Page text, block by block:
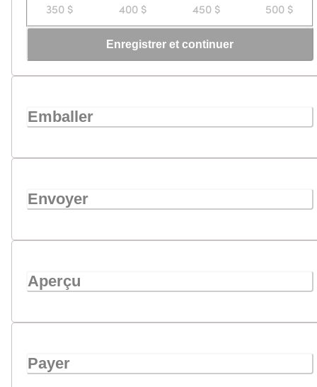
350 $ 400 $ 450 $ 500 $
Enregistrer et continuer
Emballer
Envoyer
Aperçu
Payer